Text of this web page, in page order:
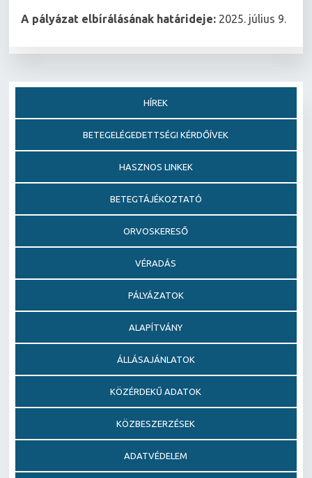
A pályázat elbírálásának határideje: 2025. július 9.
HÍREK
BETEGELÉGEDETTSÉGI KÉRDŐÍVEK
HASZNOS LINKEK
BETEGTÁJÉKOZTATÓ
ORVOSKERESŐ
VÉRADÁS
PÁLYÁZATOK
ALAPÍTVÁNY
ÁLLÁSAJÁNLATOK
KÖZÉRDEKŰ ADATOK
KÖZBESZERZÉSEK
ADATVÉDELEM